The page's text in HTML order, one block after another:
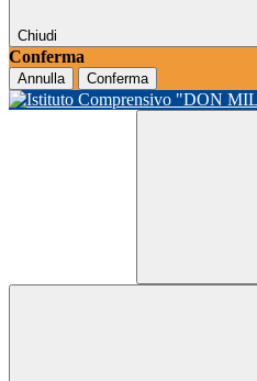
Chiudi
Conferma
Annulla Conferma